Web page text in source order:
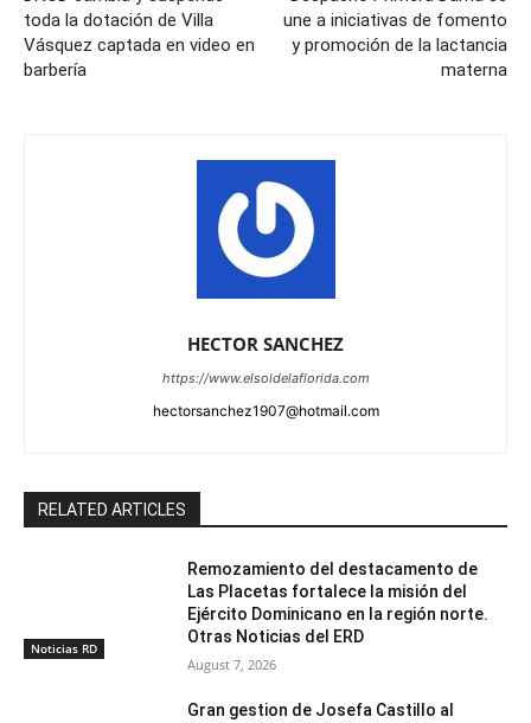
toda la dotación de Villa
Vásquez captada en video en
barbería
une a iniciativas de fomento
y promoción de la lactancia
materna
HECTOR SANCHEZ
https://www.elsoldelaflorida.com
hectorsanchez1907@hotmail.com
RELATED ARTICLES
Noticias RD
Remozamiento del destacamento de
Las Placetas fortalece la misión del
Ejército Dominicano en la región norte.
Otras Noticias del ERD
August 7, 2026
Gran gestion de Josefa Castillo al